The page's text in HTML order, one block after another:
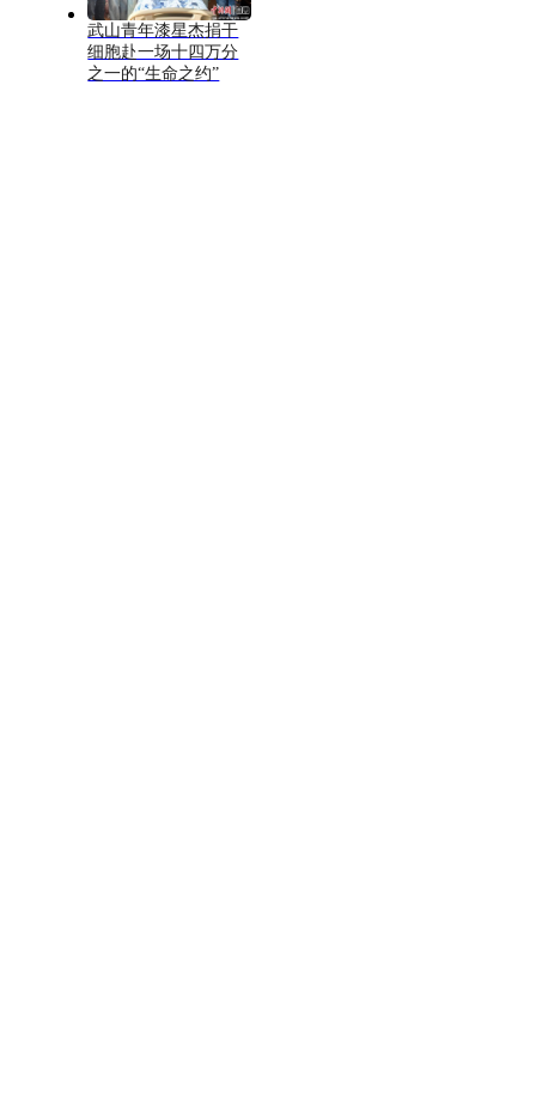
武山青年漆星杰捐干
细胞赴一场十四万分
之一的“生命之约”